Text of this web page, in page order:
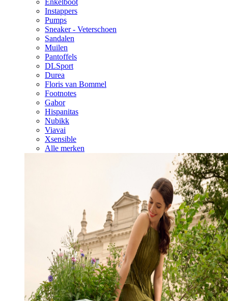
Instappers
Pumps
Sneaker - Veterschoen
Sandalen
Muilen
Pantoffels
DLSport
Durea
Floris van Bommel
Footnotes
Gabor
Hispanitas
Nubikk
Viavai
Xsensible
Alle merken